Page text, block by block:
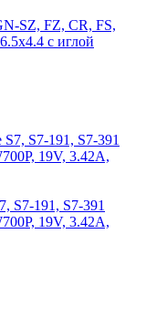
SZ, FZ, CR, FS,
с иглой
S7-191, S7-391
19V, 3.42A,